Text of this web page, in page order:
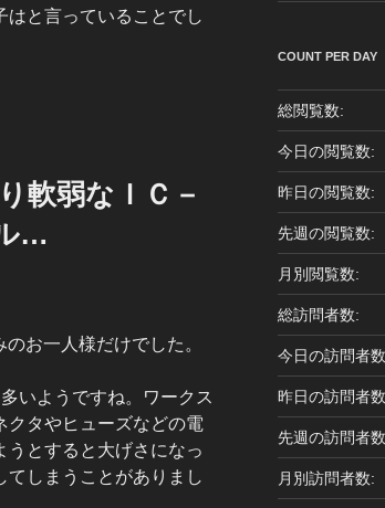
はと言っていることでし
軟弱なＩＣ－
…
お一人様だけでした。
いようですね。ワークス
クタやヒューズなどの電
とすると大げさになっ
てしまうことがありまし
COUNT PER DAY
総閲覧数:
今日の閲覧数:
昨日の閲覧数:
先週の閲覧数:
月別閲覧数:
総訪問者数:
今日の訪問者
昨日の訪問者
先週の訪問者
月別訪問者数: